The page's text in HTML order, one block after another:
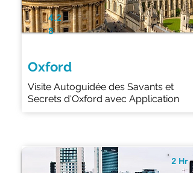
4.2
8
Oxford
Visite Autoguidée des Savants et
Secrets d'Oxford avec Application
2 Hr